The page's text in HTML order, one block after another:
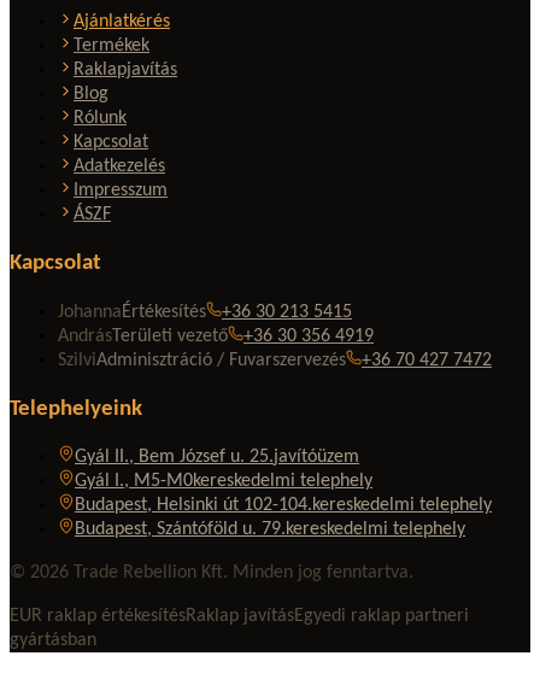
Ajánlatkérés
Termékek
Raklapjavítás
Blog
Rólunk
Kapcsolat
Adatkezelés
Impresszum
ÁSZF
Kapcsolat
JohannaÉrtékesítés
+36 30 213 5415
András Területi vezető
+36 30 356 4919
SzilviAdminisztráció / Fuvarszervezés +36 70 427 7472
Telephelyeink
Gyál II., Bem József u. 25.javítóüzem
Gyál I., M5-M0kereskedelmi telephely
Budapest, Helsinki út 102-104.kereskedelmi telephely
Budapest, Szántóföld u. 79.kereskedelmi telephely
© 2026 Trade Rebellion Kft. Minden jog fenntartva.
EUR raklap értékesítésRaklap javításEgyedi raklap partneri
gyártásban